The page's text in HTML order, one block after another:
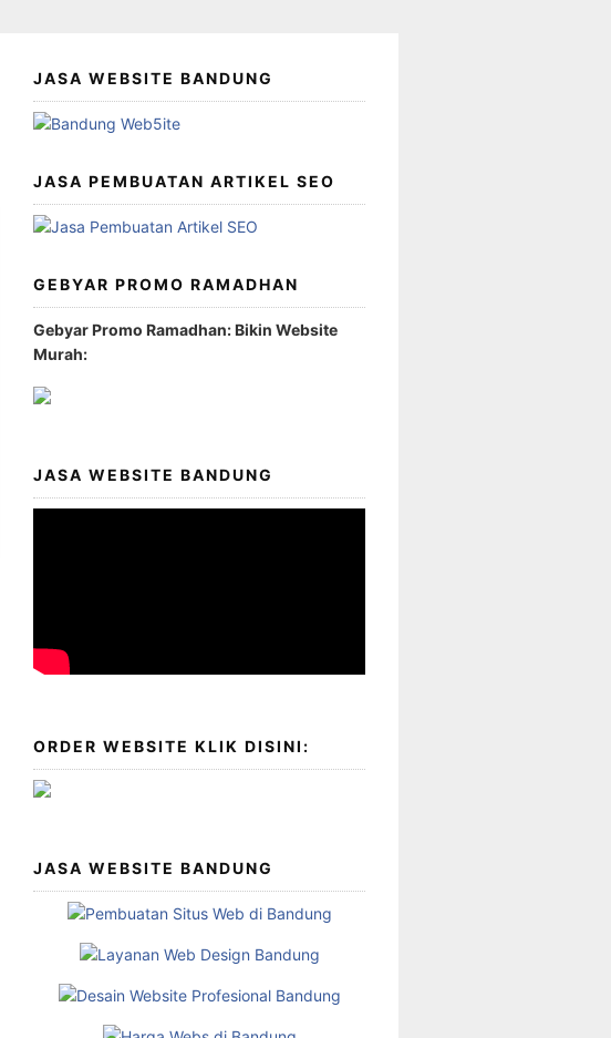
JASA WEBSITE BANDUNG
JASA PEMBUATAN ARTIKEL SEO
GEBYAR PROMO RAMADHAN
Gebyar Promo Ramadhan: Bikin Website
Murah:
JASA WEBSITE BANDUNG
ORDER WEBSITE KLIK DISINI:
JASA WEBSITE BANDUNG